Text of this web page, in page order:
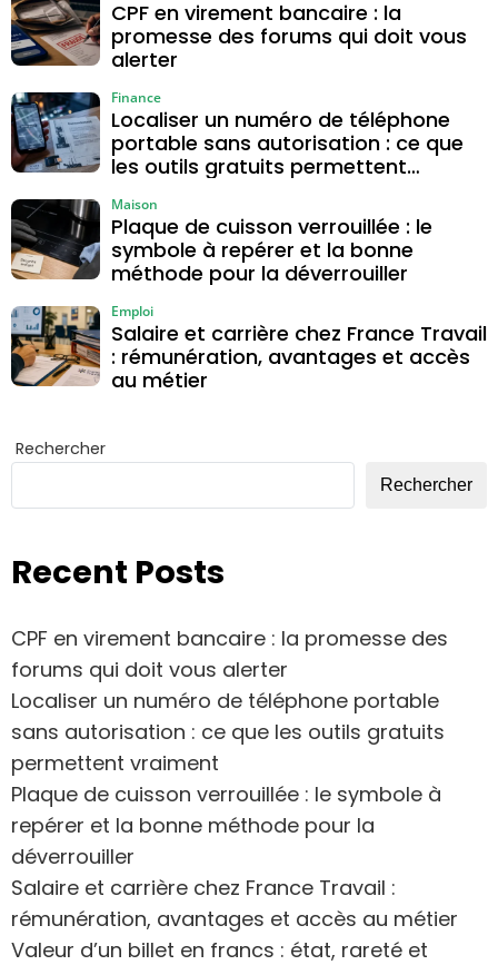
CPF en virement bancaire : la
promesse des forums qui doit vous
alerter
Localiser un numéro de téléphone
portable sans autorisation : ce que
les outils gratuits permettent
Finance
Plaque de cuisson verrouillée : le
symbole à repérer et la bonne
méthode pour la déverrouiller
Maison
Salaire et carrière chez France Travail
: rémunération, avantages et accès
au métier
Emploi
Rechercher
Rechercher
Recent Posts
CPF en virement bancaire : la promesse des
forums qui doit vous alerter
Localiser un numéro de téléphone portable
sans autorisation : ce que les outils gratuits
permettent vraiment
Plaque de cuisson verrouillée : le symbole à
repérer et la bonne méthode pour la
déverrouiller
Salaire et carrière chez France Travail :
rémunération, avantages et accès au métier
Valeur d’un billet en francs : état, rareté et